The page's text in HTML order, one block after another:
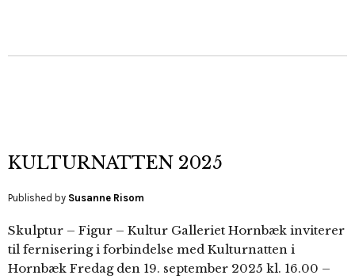
KULTURNATTEN 2025
Published by Susanne Risom
Skulptur – Figur – Kultur Galleriet Hornbæk inviterer
til fernisering i forbindelse med Kulturnatten i
Hornbæk Fredag den 19. september 2025 kl. 16.00 –